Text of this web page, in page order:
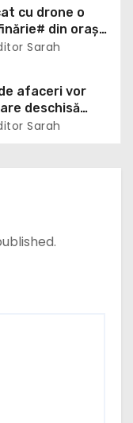
cu drone o
din orașul
aflată la
de kilometri
12
ucise și alte
Sarah
afaceri vor
deschisă
politice
Sarah